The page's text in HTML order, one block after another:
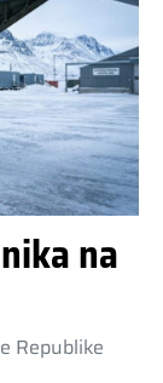
na
Republike